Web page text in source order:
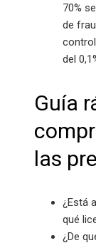
70%
de
del
Guía
las
¿Está
qué
¿De